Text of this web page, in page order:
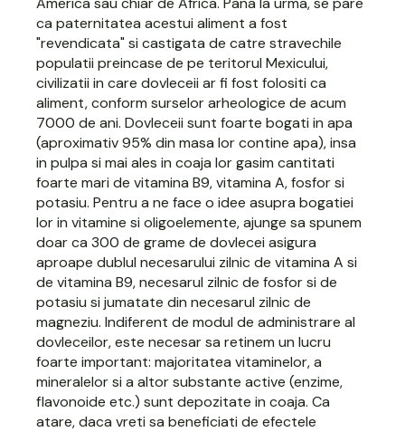
ca paternitatea acestui aliment a fost
"revendicata" si castigata de catre stravechile
populatii preincase de pe teritorul Mexicului,
civilizatii in care dovleceii ar fi fost folositi ca
aliment, conform surselor arheologice de acum
7000 de ani. Dovleceii sunt foarte bogati in apa
(aproximativ 95% din masa lor contine apa), insa
in pulpa si mai ales in coaja lor gasim cantitati
foarte mari de vitamina B9, vitamina A, fosfor si
potasiu. Pentru a ne face o idee asupra bogatiei
lor in vitamine si oligoelemente, ajunge sa spunem
doar ca 300 de grame de dovlecei asigura
aproape dublul necesarului zilnic de vitamina A si
de vitamina B9, necesarul zilnic de fosfor si de
potasiu si jumatate din necesarul zilnic de
magneziu. Indiferent de modul de administrare al
dovleceilor, este necesar sa retinem un lucru
foarte important: majoritatea vitaminelor, a
mineralelor si a altor substante active (enzime,
flavonoide etc.) sunt depozitate in coaja. Ca
atare, daca vreti sa beneficiati de efectele